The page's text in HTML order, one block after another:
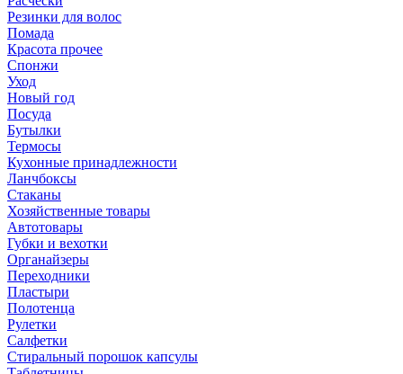
Резинки для волос
Помада
Красота прочее
Спонжи
Уход
Новый год
Посуда
Бутылки
Термосы
Кухонные принадлежности
Ланчбоксы
Стаканы
Хозяйственные товары
Автотовары
Губки и вехотки
Органайзеры
Переходники
Пластыри
Полотенца
Рулетки
Салфетки
Стиральный порошок капсулы